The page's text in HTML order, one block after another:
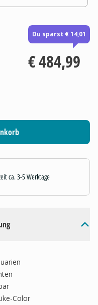
Color
Du sparst € 14,01
€ 484,99
ca. 3-5 Werktage